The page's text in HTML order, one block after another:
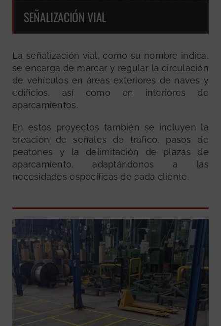
SEÑALIZACIÓN VIAL
La señalización vial, como su nombre indica,
se encarga de marcar y regular la circulación
de vehículos en áreas exteriores de naves y
edificios, así como en interiores de
aparcamientos.
En estos proyectos también se incluyen la
creación de señales de tráfico, pasos de
peatones y la delimitación de plazas de
aparcamiento, adaptándonos a las
necesidades específicas de cada cliente.